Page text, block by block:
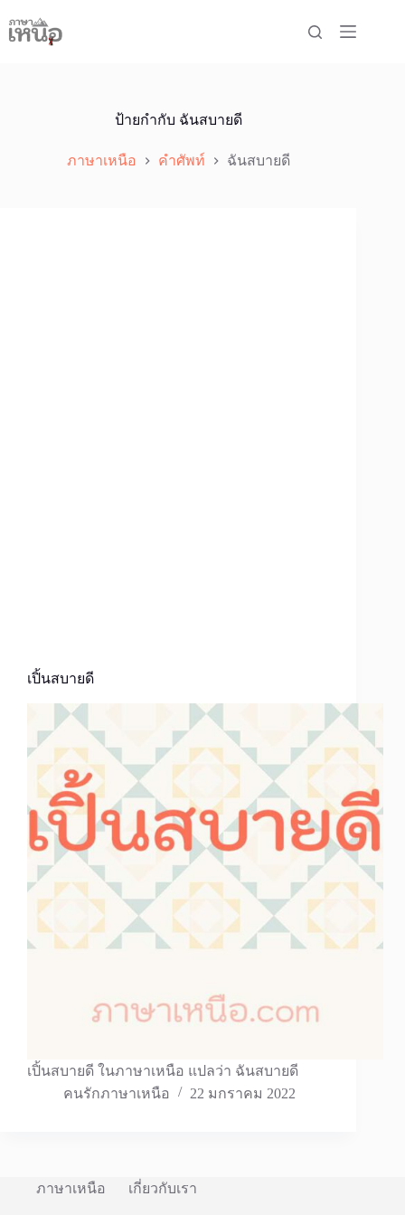
to
content
ป้ายกำกับ ฉันสบายดี
ภาษาเหนือ คำศัพท์ ฉันสบายดี
เปิ้นสบายดี
เปิ้นสบายดี ในภาษาเหนือ แปลว่า ฉันสบายดี
คนรักภาษาเหนือ
22 มกราคม 2022
ภาษาเหนือ เกี่ยวกับเรา